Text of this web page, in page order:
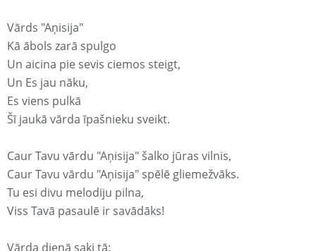
Vārds "Aņisija"
Kā ābols zarā spulgo
Un aicina pie sevis ciemos steigt,
Un Es jau nāku,
Es viens pulkā
Šī jaukā vārda īpašnieku sveikt.
Caur Tavu vārdu "Aņisija" šalko jūras vilnis,
Caur Tavu vārdu "Aņisija" spēlē gliemežvāks.
Tu esi divu melodiju pilna,
Viss Tavā pasaulē ir savādāks!
Vārda dienā saki tā: